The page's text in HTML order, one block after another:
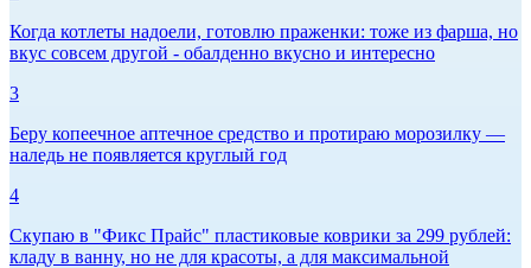
Когда котлеты надоели, готовлю праженки: тоже из фарша, но
вкус совсем другой - обалденно вкусно и интересно
3
Беру копеечное аптечное средство и протираю морозилку —
наледь не появляется круглый год
4
Скупаю в "Фикс Прайс" пластиковые коврики за 299 рублей:
кладу в ванну, но не для красоты, а для максимальной